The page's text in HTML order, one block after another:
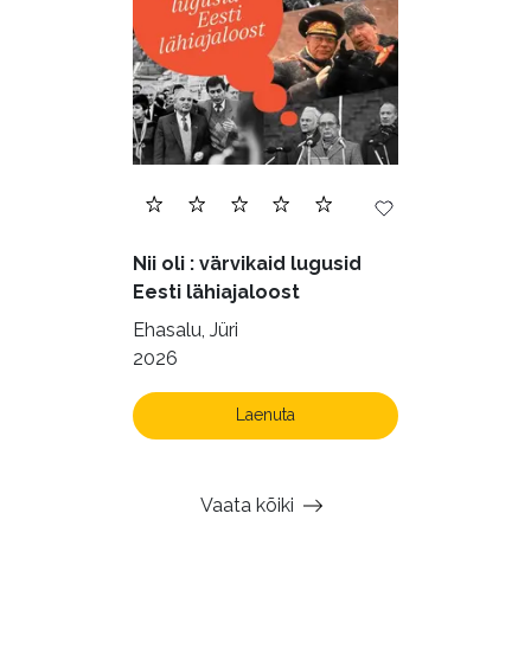
Nii oli : värvikaid lugusid
Eesti lähiajaloost
Ehasalu, Jüri
2026
Laenuta
Vaata kõiki